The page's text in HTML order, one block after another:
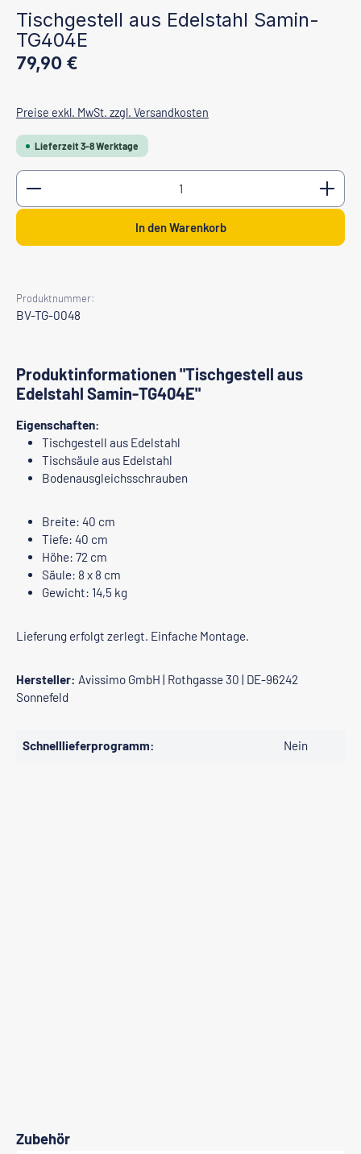
Tischgestell aus Edelstahl Samin-
TG404E
Regulärer Preis:
79,90 €
Preise exkl. MwSt. zzgl. Versandkosten
Lieferzeit 3-8 Werktage
Produkt Anzahl: Gib den gewünschten Wert ein
In den Warenkorb
Produktnummer:
BV-TG-0048
Produktinformationen "Tischgestell aus
Edelstahl Samin-TG404E"
Eigenschaften:
Tischgestell aus Edelstahl
Tischsäule aus Edelstahl
Bodenausgleichsschrauben
Breite: 40 cm
Tiefe: 40 cm
Höhe: 72 cm
Säule: 8 x 8 cm
Gewicht: 14,5 kg
Lieferung erfolgt zerlegt. Einfache Montage.
Hersteller: Avissimo GmbH | Rothgasse 30 | DE-96242
Sonnefeld
Schnelllieferprogramm: Nein
Produktgalerie überspringen
Zubehör